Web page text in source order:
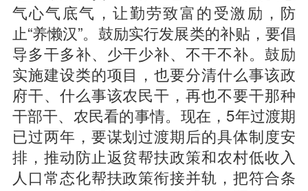
气心气底气，让勤劳致富的受激励，防
止“养懒汉”。鼓励实行发展类的补贴，要倡
导多干多补、少干少补、不干不补。鼓励
实施建设类的项目，也要分清什么事该政
府干、什么事该农民干，再也不要干那种
干部干、农民看的事情。现在，5年过渡期
已过两年，要谋划过渡期后的具体制度安
排，推动防止返贫帮扶政策和农村低收入
人口常态化帮扶政策衔接并轨，把符合条